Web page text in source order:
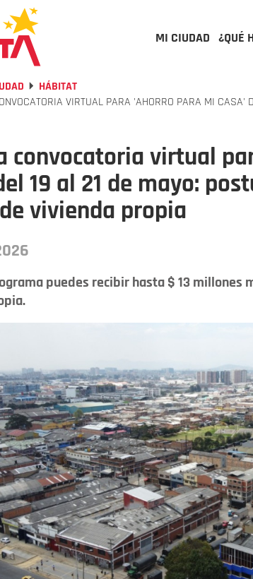
MI CIUDAD ¿QUÉ
HÁBITAT
VIRTUAL PARA 'AHORRO PARA MI CASA'
convocatoria virtual
19 al 21 de mayo:
vivienda propia
puedes recibir hasta $ 13 millones